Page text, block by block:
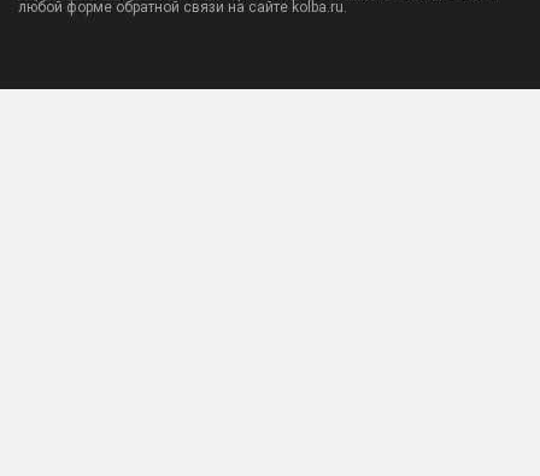
любой форме обратной связи на сайте kolba.ru.